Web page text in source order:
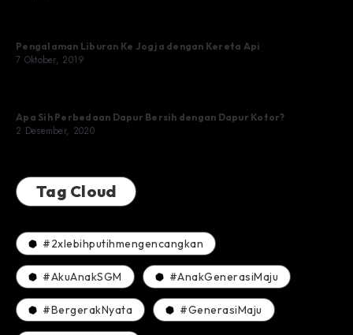
Pengalaman Liburan Ke Jogja dengan Kereta Api
7 Oktober, 2019
Apa Sih Perbedaan Dapur Bersih dengan Dapur Kotor?
2 Desember, 2020
Tag Cloud
#2xlebihputihmengencangkan
#AkuAnakSGM #AnakGenerasiMaju
#BergerakNyata #GenerasiMaju